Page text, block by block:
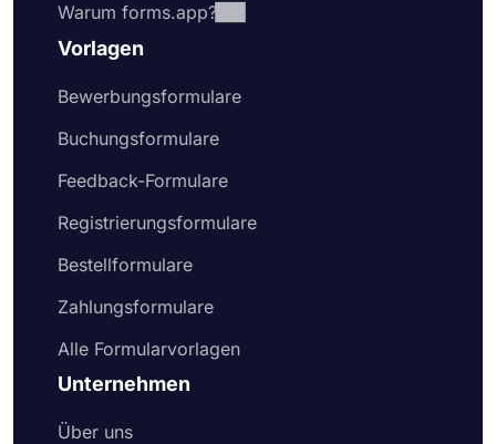
Warum forms.app?
Vorlagen
Bewerbungsformulare
Buchungsformulare
Feedback-Formulare
Registrierungsformulare
Bestellformulare
Zahlungsformulare
Alle Formularvorlagen
Unternehmen
Über uns